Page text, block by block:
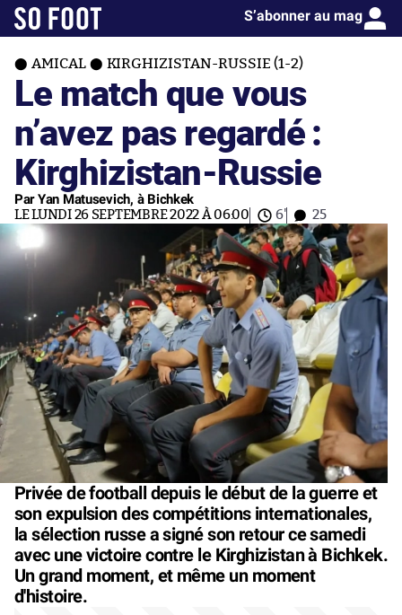
S’abonner au mag
AMICAL KIRGHIZISTAN-RUSSIE (1-2)
Le match que vous
n’avez pas regardé :
Kirghizistan-Russie
Par Yan Matusevich, à Bichkek
LE LUNDI 26 SEPTEMBRE 2022 À 06:00 6' 25
Privée de football depuis le début de la guerre et
son expulsion des compétitions internationales,
la sélection russe a signé son retour ce samedi
avec une victoire contre le Kirghizistan à Bichkek.
Un grand moment, et même un moment
d'histoire.